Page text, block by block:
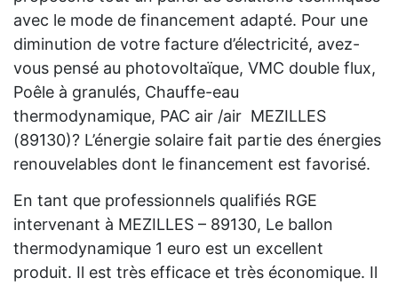
avec le mode de financement adapté. Pour une
diminution de votre facture d’électricité, avez-
vous pensé au photovoltaïque, VMC double flux,
Poêle à granulés, Chauffe-eau
thermodynamique, PAC air /air MEZILLES
(89130)? L’énergie solaire fait partie des énergies
renouvelables dont le financement est favorisé.
En tant que professionnels qualifiés RGE
intervenant à MEZILLES – 89130, Le ballon
thermodynamique 1 euro est un excellent
produit. Il est très efficace et très économique. Il